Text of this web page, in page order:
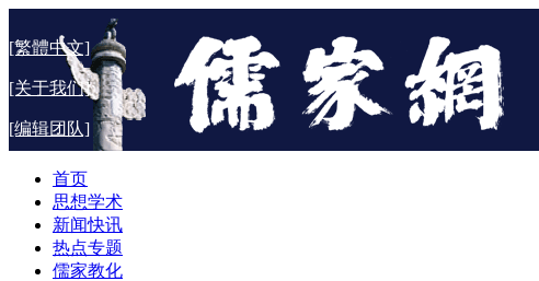
[繁體中文]
[关于我们]
[编辑团队]
首页
思想学术
新闻快讯
热点专题
儒家教化